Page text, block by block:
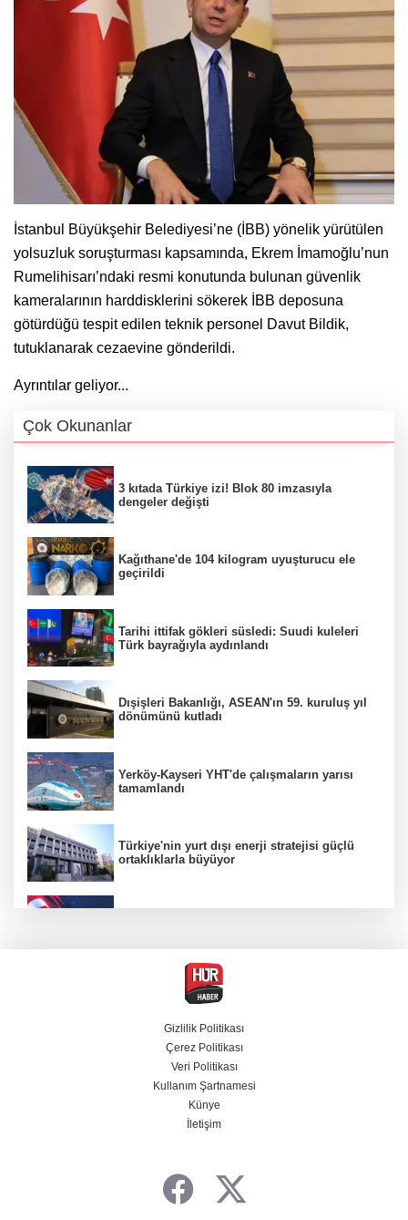
İstanbul Büyükşehir Belediyesi’ne (İBB) yönelik yürütülen
yolsuzluk soruşturması kapsamında, Ekrem İmamoğlu’nun
Rumelihisarı’ndaki resmi konutunda bulunan güvenlik
kameralarının harddisklerini sökerek İBB deposuna
götürdüğü tespit edilen teknik personel Davut Bildik,
tutuklanarak cezaevine gönderildi.
Ayrıntılar geliyor...
Çok Okunanlar
3 kıtada Türkiye izi! Blok 80 imzasıyla
dengeler değişti
Kağıthane'de 104 kilogram uyuşturucu ele
geçirildi
Tarihi ittifak gökleri süsledi: Suudi kuleleri
Türk bayrağıyla aydınlandı
Dışişleri Bakanlığı, ASEAN'ın 59. kuruluş yıl
dönümünü kutladı
Yerköy-Kayseri YHT'de çalışmaların yarısı
tamamlandı
Türkiye'nin yurt dışı enerji stratejisi güçlü
ortaklıklarla büyüyor
Terörsüz Türkiye yasa teklifi Komisyon'dan
Savunmada Mekke ittifakı! Caydırıcılık
şemsiyesi büyüdü
Şanlıurfa'da termometreler 47 dereceyi
Gizlilik Politikası
Çerez Politikası
Veri Politikası
Kullanım Şartnamesi
Künye
İletişim